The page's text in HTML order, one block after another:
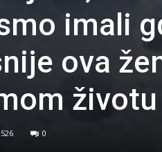
imali
ova
0